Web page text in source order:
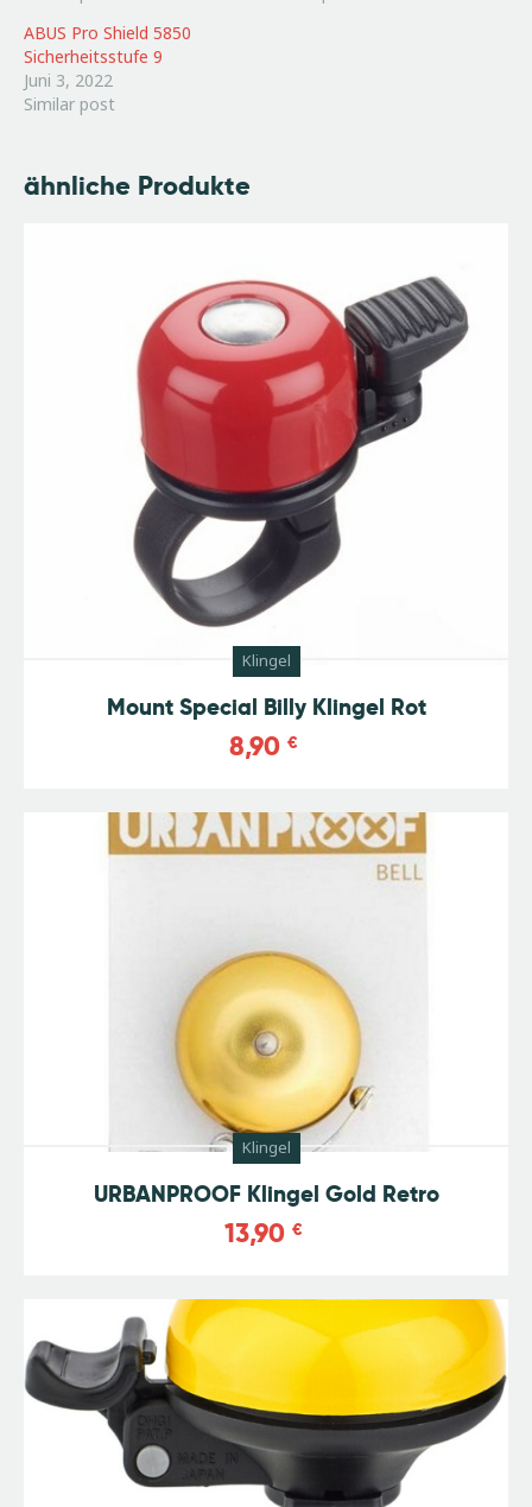
ABUS Pro Shield 5850
Sicherheitsstufe 9
Juni 3, 2022
Similar post
ähnliche Produkte
Klingel
Mount Special Billy Klingel Rot
8,90 €
Klingel
URBANPROOF Klingel Gold Retro
13,90 €